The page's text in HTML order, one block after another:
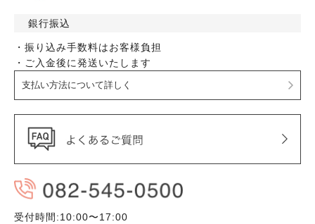
銀行振込
・振り込み手数料はお客様負担
・ご入金後に発送いたします
支払い方法について詳しく
受付時間:10:00〜17:00